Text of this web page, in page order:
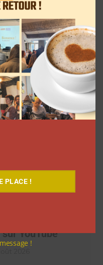
sont apparus
documentaire
YouTube
PLACE !
!